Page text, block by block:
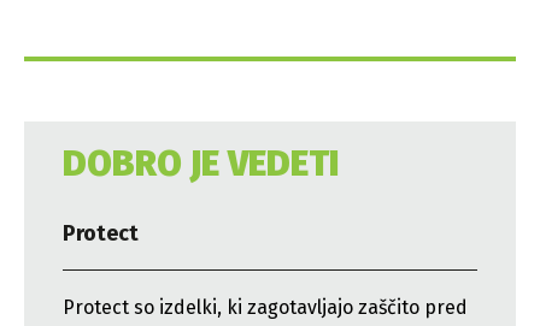
DOBRO JE VEDETI
Protect
Protect so izdelki, ki zagotavljajo zaščito pred